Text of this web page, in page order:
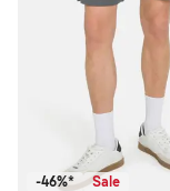
-46%* Sale